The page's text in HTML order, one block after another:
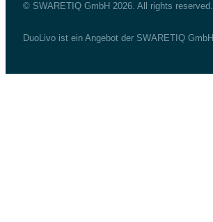
© SWARETIQ GmbH 2026. All rights reserved.
DuoLivo ist ein Angebot der SWARETIQ GmbH